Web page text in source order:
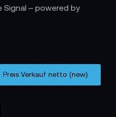
ins Spiel
konsequent umgesetzt:
Gummiräder, präzise
sorgen für flüssige
vom schnellen Auf- und
Signal – powered by